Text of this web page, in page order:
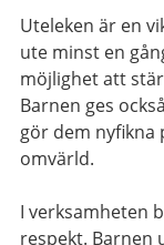
Uteleken är en
ute minst en
möjlighet att
Barnen ges
gör dem nyfikna
omvärld.
I verksamheten
respekt. Barnen